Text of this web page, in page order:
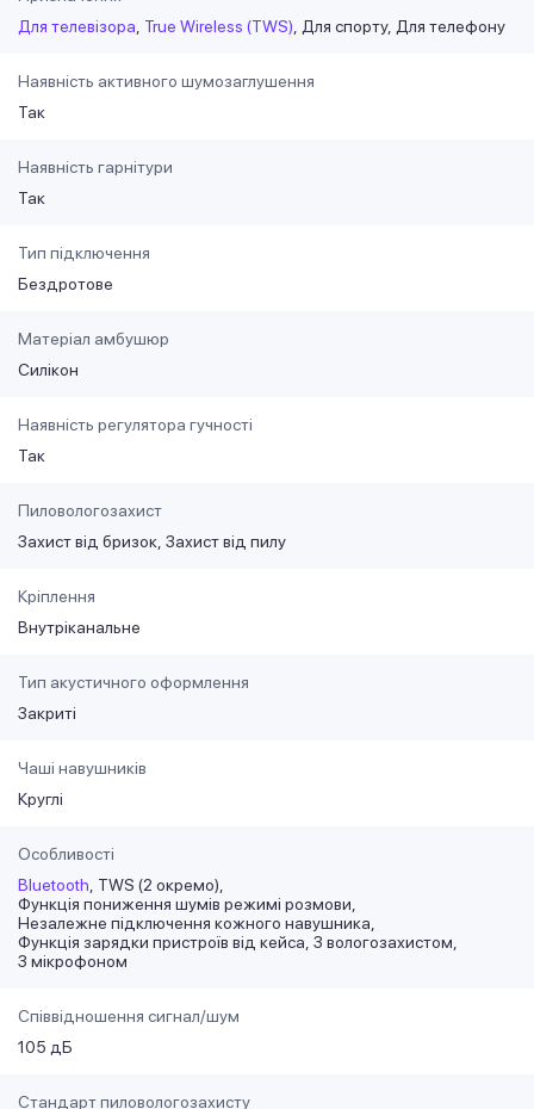
Для телевізора True Wireless (TWS) Для спорту Для телефону
Наявність активного шумозаглушення
Так
Наявність гарнітури
Так
Тип підключення
Бездротове
Матеріал амбушюр
Силікон
Наявність регулятора гучності
Так
Пиловологозахист
Захист від бризок Захист від пилу
Кріплення
Внутріканальне
Тип акустичного оформлення
Закриті
Чаші навушників
Круглі
Особливості
Bluetooth TWS (2 окремо)
Функція пониження шумів режимі розмови
Незалежне підключення кожного навушника
Функція зарядки пристроїв від кейса З вологозахистом
З мікрофоном
Співвідношення сигнал/шум
105 дБ
Стандарт пиловологозахисту